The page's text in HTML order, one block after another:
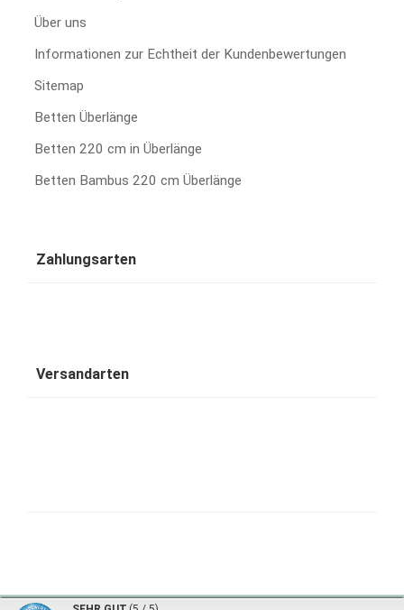
Über uns
Informationen zur Echtheit der Kundenbewertungen
Sitemap
Betten Überlänge
Betten 220 cm in Überlänge
Betten Bambus 220 cm Überlänge
Zahlungsarten
Versandarten
1001 Wohntraum - traumhafte Bambusbetten © 2026 | ©